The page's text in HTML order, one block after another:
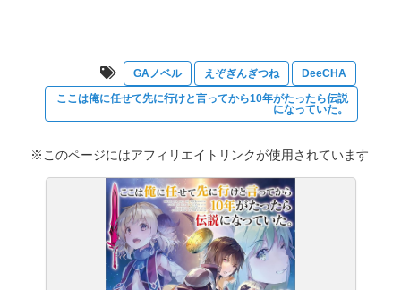
GAノベル えぞぎんぎつね
DeeCHA
ここは俺に任せて先に行けと言ってから10年がたったら伝説
になっていた。
※このページにはアフィリエイトリンクが使用されています